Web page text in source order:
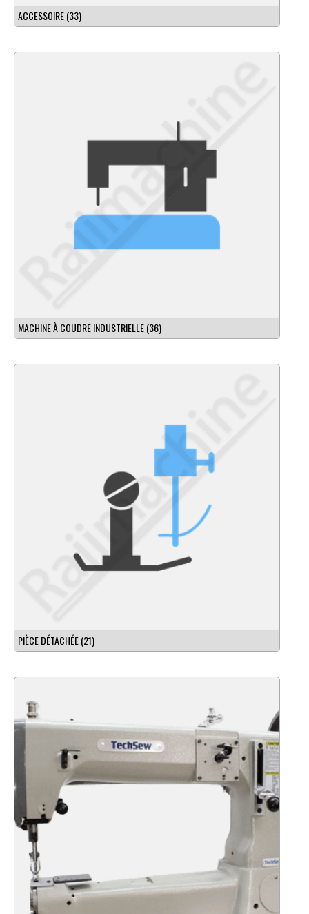
ACCESSOIRE(33)
MACHINE À COUDRE INDUSTRIELLE(36)
PIÈCE DÉTACHÉE(21)